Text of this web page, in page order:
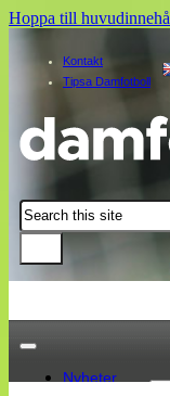
Hoppa till
Kontakt
Tipsa Damfotboll
Sök
Nyheter